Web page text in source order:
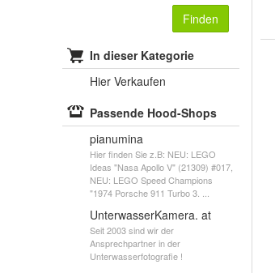
Finden
In dieser Kategorie
Hier Verkaufen
Passende Hood-Shops
pianumina
Hier finden Sie z.B: NEU: LEGO
Ideas "Nasa Apollo V" (21309) #017,
NEU: LEGO Speed Champions
"1974 Porsche 911 Turbo 3. ...
UnterwasserKamera. at
Seit 2003 sind wir der
Ansprechpartner in der
Unterwasserfotografie !